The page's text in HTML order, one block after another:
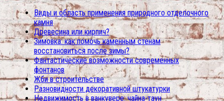
Виды и область применения природного отделочного
камня
Древесина или кирпич?
Зимовка: как помочь каменным стенам
восстановиться после зимы?
Фантастические возможности современных
фонтанов
Жби в строительстве
Разновидности декоративной штукатурки
Недвижимость в ванкувере: чайна-таун